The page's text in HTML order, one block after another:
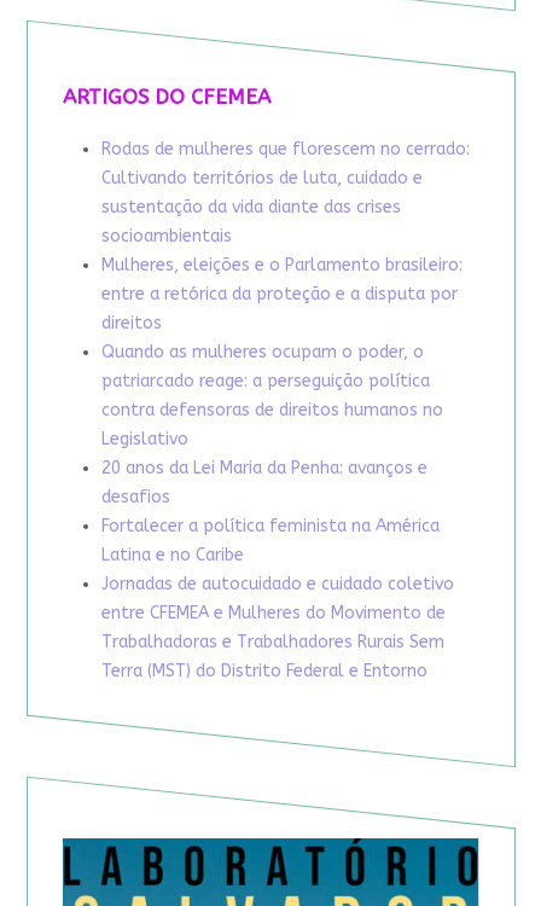
ARTIGOS DO CFEMEA
Rodas de mulheres que florescem no cerrado:
Cultivando territórios de luta, cuidado e
sustentação da vida diante das crises
socioambientais
Mulheres, eleições e o Parlamento brasileiro:
entre a retórica da proteção e a disputa por
direitos
Quando as mulheres ocupam o poder, o
patriarcado reage: a perseguição política
contra defensoras de direitos humanos no
Legislativo
20 anos da Lei Maria da Penha: avanços e
desafios
Fortalecer a política feminista na América
Latina e no Caribe
Jornadas de autocuidado e cuidado coletivo
entre CFEMEA e Mulheres do Movimento de
Trabalhadoras e Trabalhadores Rurais Sem
Terra (MST) do Distrito Federal e Entorno